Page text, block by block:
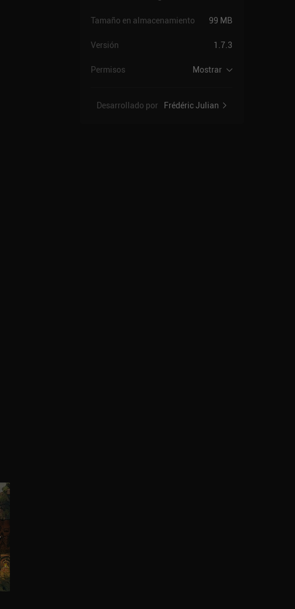
Tamaño en almacenamiento 99 MB
Versión 1.7.3
Permisos Mostrar
Desarrollado por Frédéric Julian